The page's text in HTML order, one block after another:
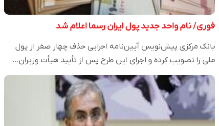
فوری/ نام واحد جدید پول ایران رسما اعلام شد
بانک مرکزی پیش‌نویس آیین‌نامه اجرایی حذف چهار صفر از پول
ملی را تصویب کرده و اجرای این طرح پس از تأیید هیأت وزیران…